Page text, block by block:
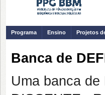
Programa Ensino Projetos
Banca de
Uma banca